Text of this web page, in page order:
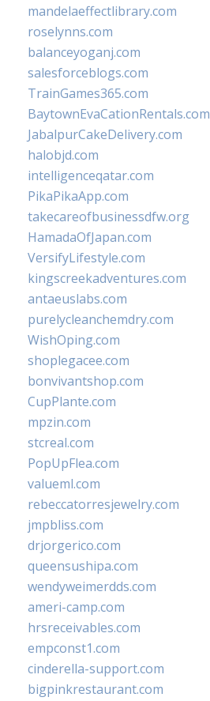
mandelaeffectlibrary.com
roselynns.com
balanceyoganj.com
salesforceblogs.com
TrainGames365.com
BaytownEvaCationRentals.com
JabalpurCakeDelivery.com
halobjd.com
intelligenceqatar.com
PikaPikaApp.com
takecareofbusinessdfw.org
HamadaOfJapan.com
VersifyLifestyle.com
kingscreekadventures.com
antaeuslabs.com
purelycleanchemdry.com
WishOping.com
shoplegacee.com
bonvivantshop.com
CupPlante.com
mpzin.com
stcreal.com
PopUpFlea.com
valueml.com
rebeccatorresjewelry.com
jmpbliss.com
drjorgerico.com
queensushipa.com
wendyweimerdds.com
ameri-camp.com
hrsreceivables.com
empconst1.com
cinderella-support.com
bigpinkrestaurant.com